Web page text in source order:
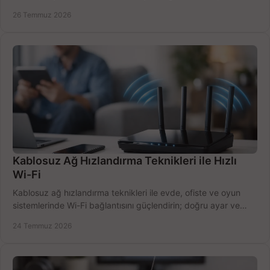
26 Temmuz 2026
Kablosuz Ağ Hızlandırma Teknikleri ile Hızlı
Wi-Fi
Kablosuz ağ hızlandırma teknikleri ile evde, ofiste ve oyun
sistemlerinde Wi-Fi bağlantısını güçlendirin; doğru ayar ve
24 Temmuz 2026